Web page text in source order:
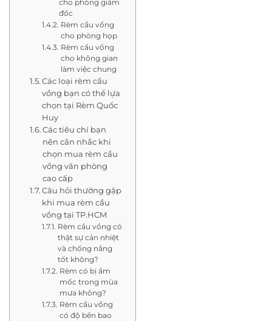
cho phòng giám
đốc
Rèm cầu vồng
cho phòng họp
Rèm cầu vồng
cho không gian
làm việc chung
Các loại rèm cầu
vồng bạn có thể lựa
chọn tại Rèm Quốc
Huy
Các tiêu chí bạn
nên cân nhắc khi
chọn mua rèm cầu
vồng văn phòng
cao cấp
Câu hỏi thường gặp
khi mua rèm cầu
vồng tại TP.HCM
Rèm cầu vồng có
thật sự cản nhiệt
và chống nắng
tốt không?
Rèm có bị ẩm
mốc trong mùa
mưa không?
Rèm cầu vồng
có độ bền bao